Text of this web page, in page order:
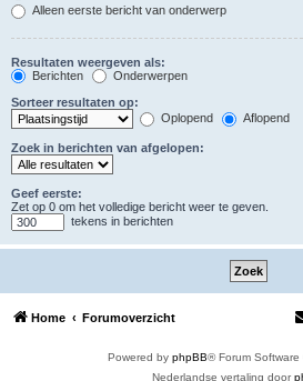
Alleen eerste bericht van onderwerp
Resultaten weergeven als:
Berichten
Onderwerpen
Sorteer resultaten op:
Oplopend
Aflopend
Zoek in berichten van afgelopen:
Geef eerste:
Zet op 0 om het volledige bericht weer te geven.
tekens in berichten
Home Forumoverzicht
Powered by phpBB® Forum Software
Nederlandse vertaling door